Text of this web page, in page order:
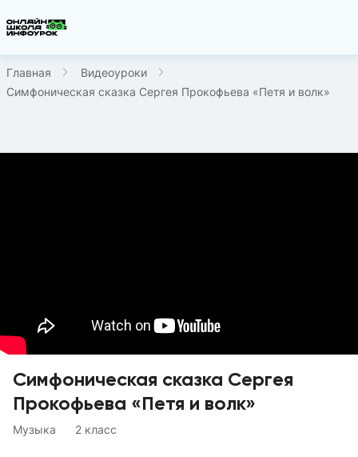
Главная
Видеоуроки
Симфоническая сказка Сергея Прокофьева «Петя и волк»
Симфоническая сказка Сергея
Прокофьева «Петя и волк»
Музыка 2 класс